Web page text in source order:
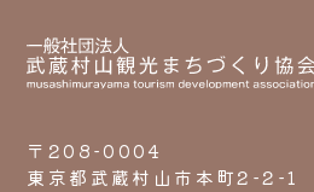
〒208-0004
東京都武蔵村山市本町2-2-1